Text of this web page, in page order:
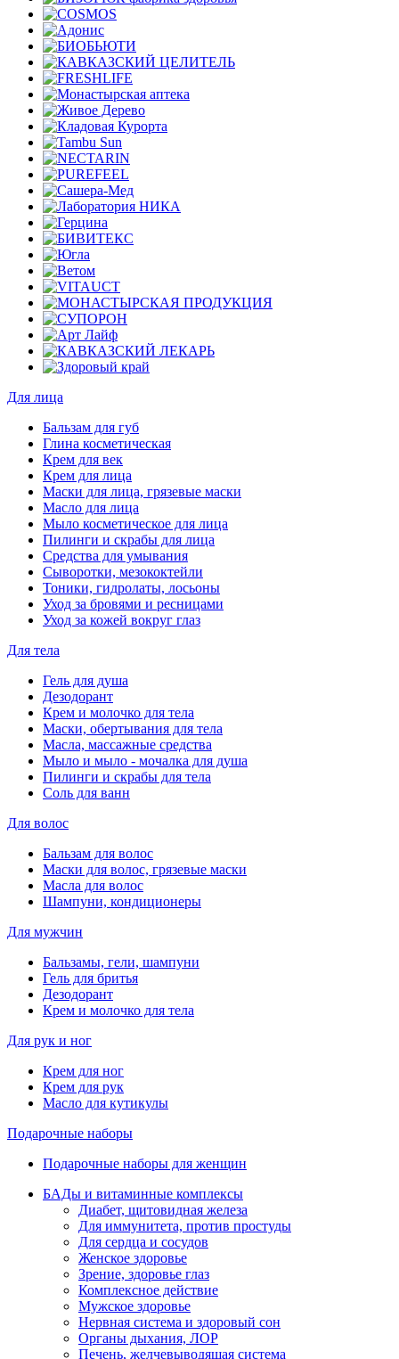
Для лица
Бальзам для губ
Глина косметическая
Крем для век
Крем для лица
Маски для лица, грязевые маски
Масло для лица
Мыло косметическое для лица
Пилинги и скрабы для лица
Средства для умывания
Сыворотки, мезококтейли
Тоники, гидролаты, лосьоны
Уход за бровями и ресницами
Уход за кожей вокруг глаз
Для тела
Гель для душа
Дезодорант
Крем и молочко для тела
Маски, обертывания для тела
Масла, массажные средства
Мыло и мыло - мочалка для душа
Пилинги и скрабы для тела
Соль для ванн
Для волос
Бальзам для волос
Маски для волос, грязевые маски
Масла для волос
Шампуни, кондиционеры
Для мужчин
Бальзамы, гели, шампуни
Гель для бритья
Дезодорант
Крем и молочко для тела
Для рук и ног
Крем для ног
Крем для рук
Масло для кутикулы
Подарочные наборы
Подарочные наборы для женщин
БАДы и витаминные комплексы
Диабет, щитовидная железа
Для иммунитета, против простуды
Для сердца и сосудов
Женское здоровье
Зрение, здоровье глаз
Комплексное действие
Мужское здоровье
Нервная система и здоровый сон
Органы дыхания, ЛОР
Печень, желчевыводящая система